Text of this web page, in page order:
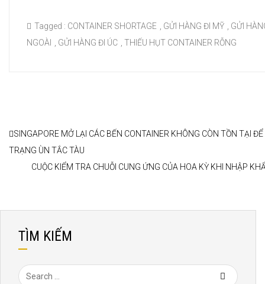
Tagged : CONTAINER SHORTAGE GỬI HÀNG ĐI MỸ
GỬI
NGOÀI
GỬI HÀNG ĐI ÚC THIẾU HỤT CONTAINER RỖNG
SINGAPORE MỞ LẠI CÁC BẾN CONTAINER KHÔNG CÒN TỒN TẠI
TRẠNG ÙN TẮC TÀU
CUỘC KIỂM TRA CHUỖI CUNG ỨNG CỦA HOA KỲ KHI NHẬP
TÌM KIẾM